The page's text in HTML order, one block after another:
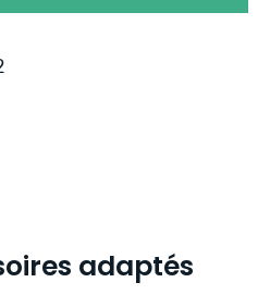
adaptés